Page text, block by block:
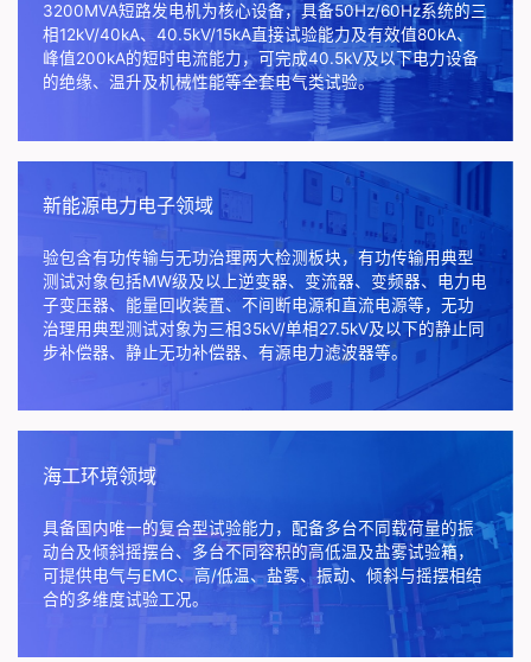
3200MVA短路发电机为核心设备，具备50Hz/60Hz系统的三
相12kV/40kA、40.5kV/15kA直接试验能力及有效值80kA、
峰值200kA的短时电流能力，可完成40.5kV及以下电力设备
的绝缘、温升及机械性能等全套电气类试验。
新能源电力电子领域
验包含有功传输与无功治理两大检测板块，有功传输用典型
测试对象包括MW级及以上逆变器、变流器、变频器、电力电
子变压器、能量回收装置、不间断电源和直流电源等，无功
治理用典型测试对象为三相35kV/单相27.5kV及以下的静止同
步补偿器、静止无功补偿器、有源电力滤波器等。
海工环境领域
具备国内唯一的复合型试验能力，配备多台不同载荷量的振
动台及倾斜摇摆台、多台不同容积的高低温及盐雾试验箱，
可提供电气与EMC、高/低温、盐雾、振动、倾斜与摇摆相结
合的多维度试验工况。